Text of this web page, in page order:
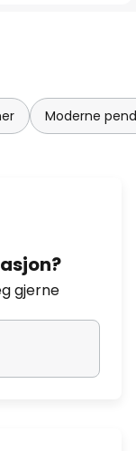
Moderne
gjerne